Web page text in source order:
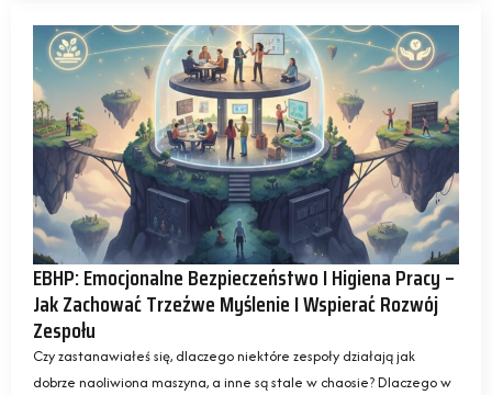
EBHP: Emocjonalne Bezpieczeństwo I Higiena Pracy –
Jak Zachować Trzeźwe Myślenie I Wspierać Rozwój
Zespołu
Czy zastanawiałeś się, dlaczego niektóre zespoły działają jak
dobrze naoliwiona maszyna, a inne są stale w chaosie? Dlaczego w